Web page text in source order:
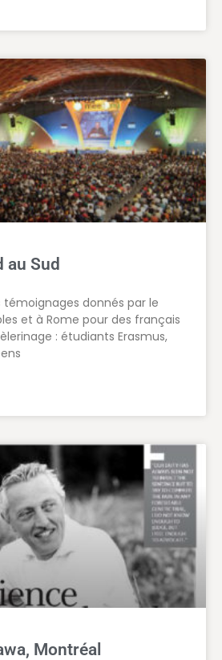
au Sud
donnés par le
et à Rome pour des français
: étudiants Erasmus,
Montréal